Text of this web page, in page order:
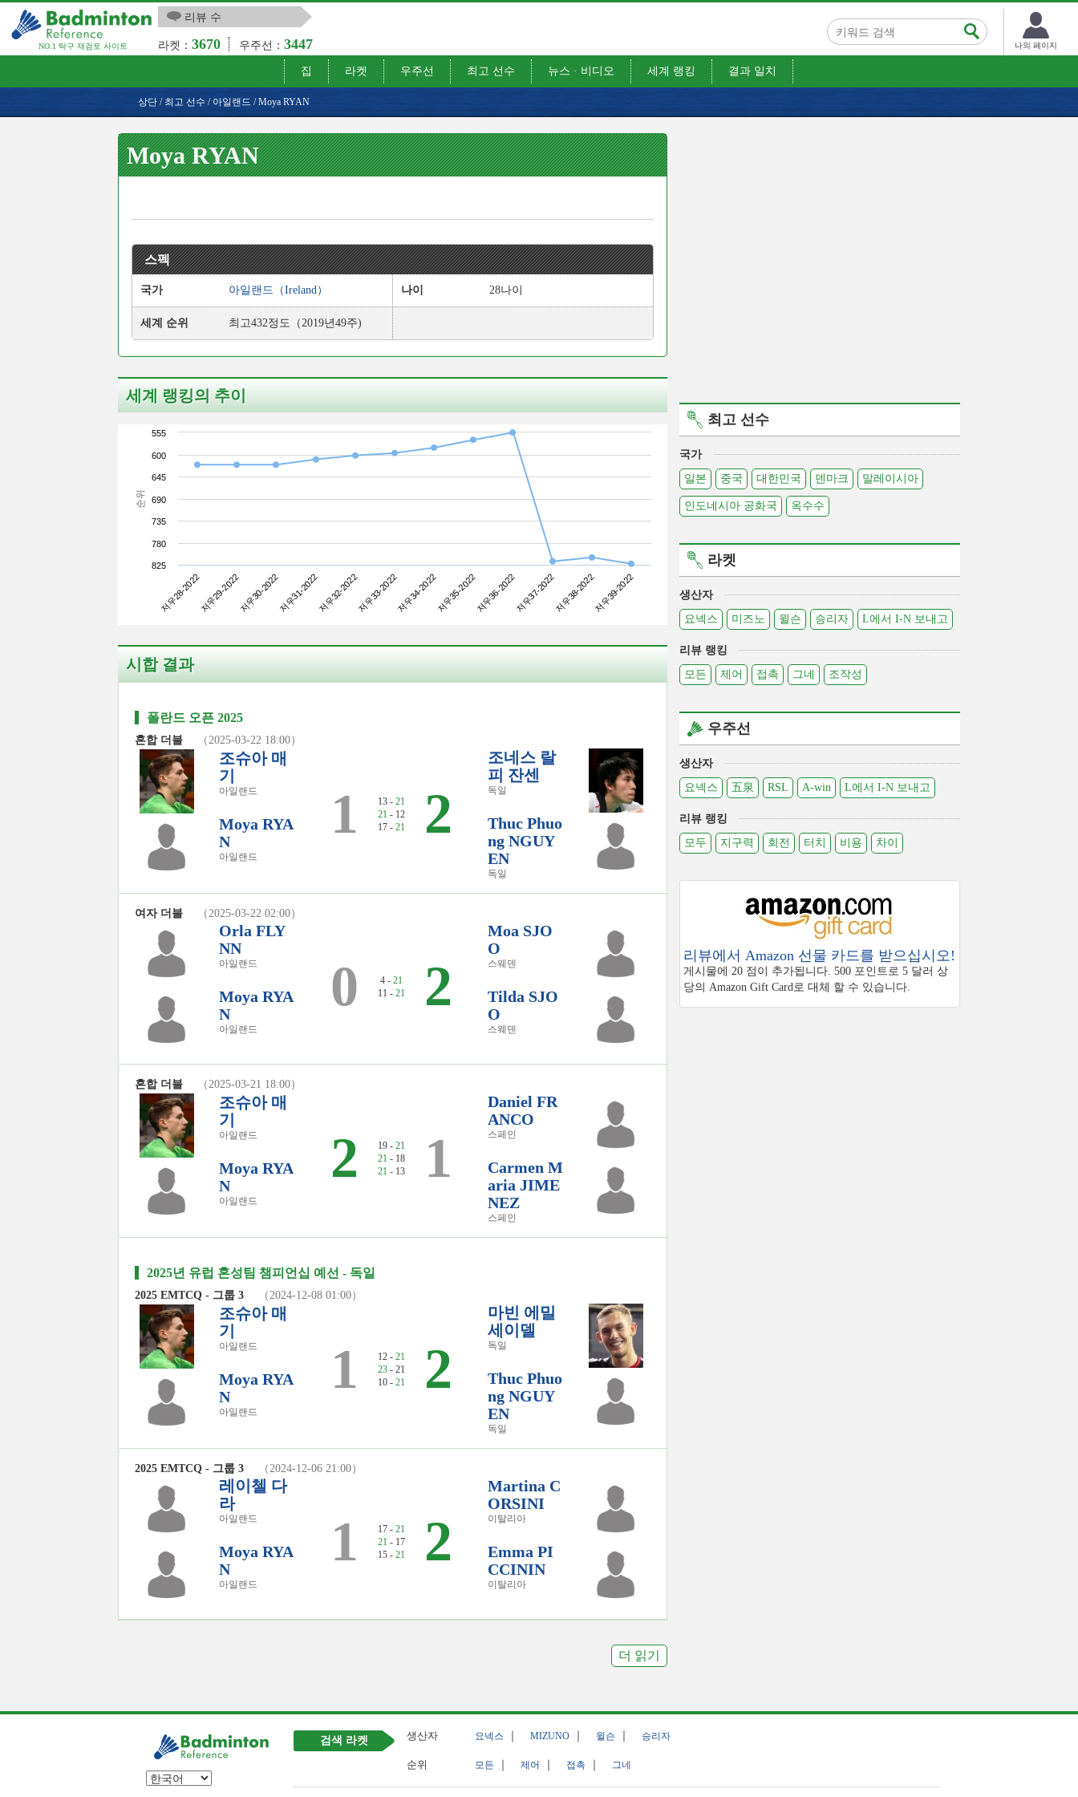
NO.1 탁구 재검토 사이트
리뷰 수
라켓：3670 우주선：3447 나의 페이지
집 라켓 우주선 최고 선수 뉴스 · 비디오 세계 랭킹 결과 일치
상단 / 최고 선수 / 아일랜드 /Moya RYAN
Moya RYAN
스펙
국가 아일랜드（Ireland） 나이 28나이
세계 순위 최고432정도（2019년49주)
세계 랭킹의 추이
순위
저우28-2022저우29-2022저우30-2022저우31-2022저우32-2022저우33-2022저우34-2022저우35-2022저우36-2022저우37-2022저우38-2022저우39-2022
555
600
645
690
735
780
825
시합 결과
폴란드 오픈 2025
혼합 더블 （2025-03-22 18:00）
조슈아 매
기
아일랜드
Moya RYA
N
아일랜드
1 13 - 21
21 - 12
17 - 21 2
조네스 랄
피 잔센
독일
Thuc Phuo
ng NGUY
EN
독일
여자 더블 （2025-03-22 02:00）
Orla FLY
NN
아일랜드
Moya RYA
N
아일랜드
0 4 - 21
11 - 21 2
Moa SJO
O
스웨덴
Tilda SJO
O
스웨덴
혼합 더블 （2025-03-21 18:00）
조슈아 매
기
아일랜드
Moya RYA
N
아일랜드
2 19 - 21
21 - 18
21 - 13 1
Daniel FR
ANCO
스페인
Carmen M
aria JIME
NEZ
스페인
2025년 유럽 혼성팀 챔피언십 예선 - 독일
2025 EMTCQ - 그룹 3 （2024-12-08 01:00）
조슈아 매
기
아일랜드
Moya RYA
N
아일랜드
1 12 - 21
23 - 21
10 - 21 2
마빈 에밀
세이델
독일
Thuc Phuo
ng NGUY
EN
독일
2025 EMTCQ - 그룹 3 （2024-12-06 21:00）
레이첼 다
라
아일랜드
Moya RYA
N
아일랜드
1 17 - 21
21 - 17
15 - 21 2
Martina C
ORSINI
이탈리아
Emma PI
CCININ
이탈리아
더 읽기
최고 선수
국가
일본
중국 대한민국 덴마크 말레이시아
인도네시아 공화국 옥수수
라켓
생산자
요넥스
미즈노 윌슨 승리자 L에서 I-N 보내고
리뷰 랭킹
모든
제어 접촉 그네 조작성
우주선
생산자
요넥스
五泉 RSL A-win L에서 I-N 보내고
리뷰 랭킹
모두
지구력 회전 터치 비용 차이
리뷰에서 Amazon 선물 카드를 받으십시오!
게시물에 20 점이 추가됩니다. 500 포인트로 5 달러 상
당의 Amazon Gift Card로 대체 할 수 있습니다.
검색 라켓 생산자 요넥스 MIZUNO 윌슨 승리자
순위 모든 제어 접촉 그네